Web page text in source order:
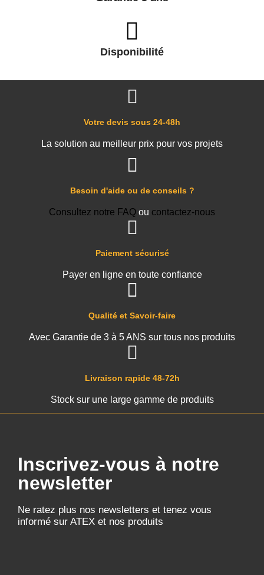
Disponibilité
Livraison rapide 48-72h
Stock sur une large gamme de produits
Qualité et Savoir-faire
Avec Garantie de 3 à 5 ANS sur tous nos produits
Paiement sécurisé
Payer en ligne en toute confiance
Besoin d'aide ou de conseils ?
Consultez notre FAQ ou contactez-nous
Votre devis sous 24-48h
La solution au meilleur prix pour vos projets
Inscrivez-vous à notre
newsletter
Ne ratez plus nos newsletters et tenez vous
informé sur ATEX et nos produits